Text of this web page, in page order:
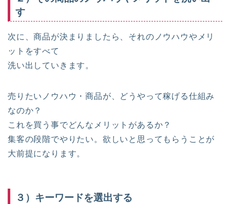
す
次に、商品が決まりましたら、それのノウハウやメリ
ットをすべて
洗い出していきます。
売りたいノウハウ・商品が、どうやって稼げる仕組み
なのか？
これを買う事でどんなメリットがあるか？
集客の段階でやりたい。欲しいと思ってもらうことが
大前提になります。
３）キーワードを選出する